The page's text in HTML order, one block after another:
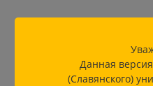
Данная
(Славянского)